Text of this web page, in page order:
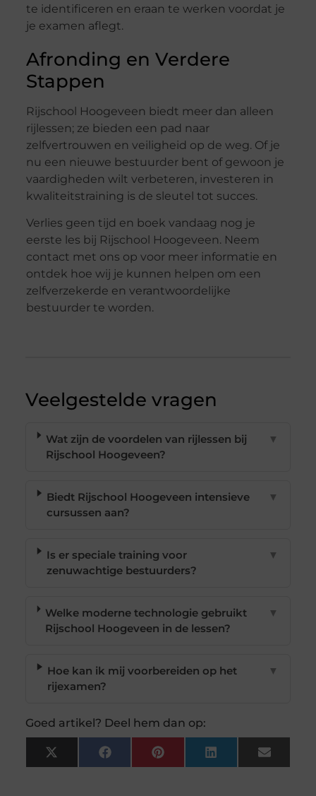
te identificeren en eraan te werken voordat je
je examen aflegt.
Afronding en Verdere
Stappen
Rijschool Hoogeveen biedt meer dan alleen
rijlessen; ze bieden een pad naar
zelfvertrouwen en veiligheid op de weg. Of je
nu een nieuwe bestuurder bent of gewoon je
vaardigheden wilt verbeteren, investeren in
kwaliteitstraining is de sleutel tot succes.
Verlies geen tijd en boek vandaag nog je
eerste les bij Rijschool Hoogeveen. Neem
contact met ons op voor meer informatie en
ontdek hoe wij je kunnen helpen om een
zelfverzekerde en verantwoordelijke
bestuurder te worden.
Veelgestelde vragen
Wat zijn de voordelen van rijlessen bij
Rijschool Hoogeveen?
▼
Biedt Rijschool Hoogeveen intensieve
cursussen aan?
▼
Is er speciale training voor
zenuwachtige bestuurders?
▼
Welke moderne technologie gebruikt
Rijschool Hoogeveen in de lessen?
▼
Hoe kan ik mij voorbereiden op het
rijexamen?
▼
Goed artikel? Deel hem dan op:
X
(Twitter)
FacebookPinterest LinkedIn Email